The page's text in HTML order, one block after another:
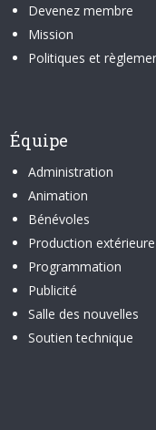
Devenez membre
Mission
Politiques et
Équipe
Administration
Animation
Bénévoles
Production extérieure
Programmation
Publicité
Salle des nouvelles
Soutien technique